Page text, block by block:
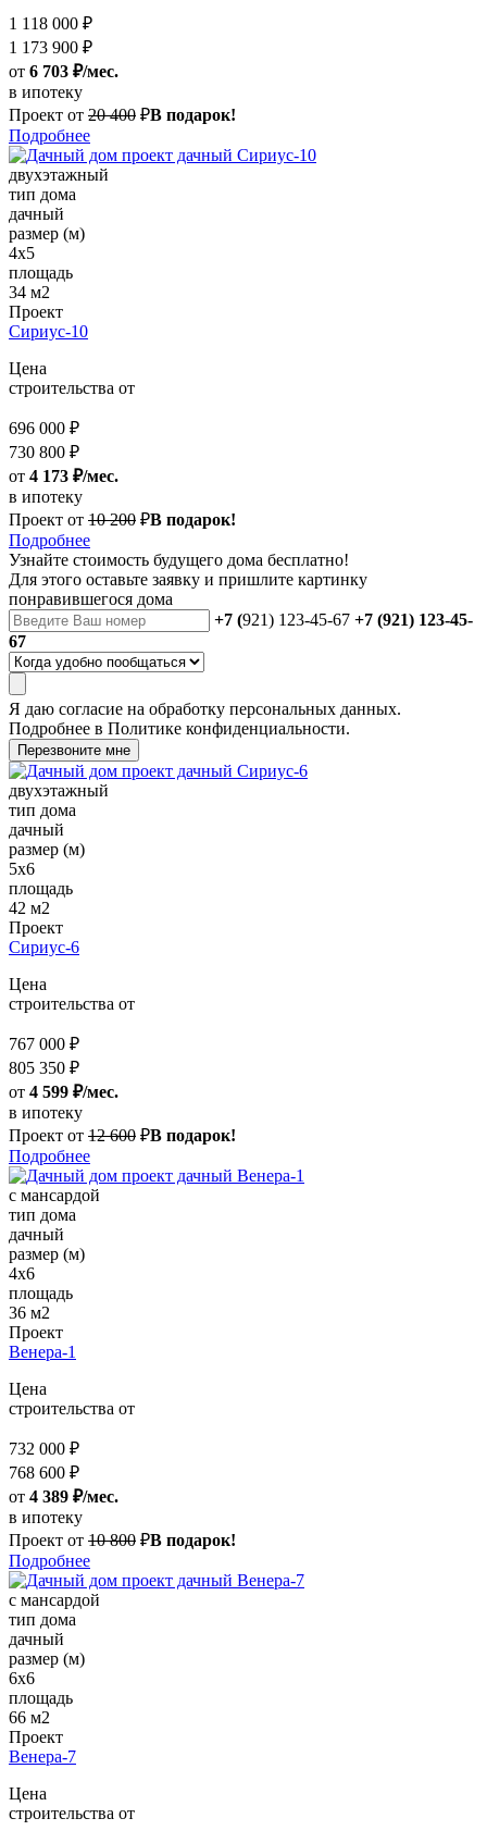
1 118 000 ₽
1 173 900 ₽
от 6 703 ₽/мес.
в ипотеку
Проект от 20 400 ₽В подарок!
Подробнее
двухэтажный
тип дома
дачный
размер (м)
4х5
площадь
34 м2
Проект
Сириус-10
Цена
строительства от
696 000 ₽
730 800 ₽
от 4 173 ₽/мес.
в ипотеку
Проект от 10 200 ₽В подарок!
Подробнее
Узнайте стоимость будущего дома бесплатно!
Для этого оставьте заявку и пришлите картинку
понравившегося дома
+7 (921) 123-45-67 +7 (921) 123-45-
67
Я даю согласие на обработку персональных данных.
Подробнее в Политике конфиденциальности.
Перезвоните мне
двухэтажный
тип дома
дачный
размер (м)
5х6
площадь
42 м2
Проект
Сириус-6
Цена
строительства от
767 000 ₽
805 350 ₽
от 4 599 ₽/мес.
в ипотеку
Проект от 12 600 ₽В подарок!
Подробнее
с мансардой
тип дома
дачный
размер (м)
4х6
площадь
36 м2
Проект
Венера-1
Цена
строительства от
732 000 ₽
768 600 ₽
от 4 389 ₽/мес.
в ипотеку
Проект от 10 800 ₽В подарок!
Подробнее
с мансардой
тип дома
дачный
размер (м)
6х6
площадь
66 м2
Проект
Венера-7
Цена
строительства от